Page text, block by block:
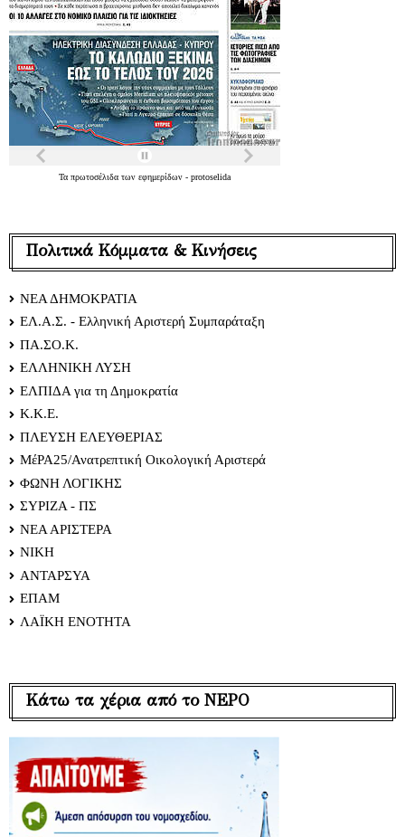
Τα πρωτοσέλιδα των εφημερίδων - protoselida
Πολιτικά Κόμματα & Κινήσεις
ΝΕΑ ΔΗΜΟΚΡΑΤΙΑ
ΕΛ.Α.Σ. - Ελληνική Αριστερή Συμπαράταξη
ΠΑ.ΣΟ.Κ.
ΕΛΛΗΝΙΚΗ ΛΥΣΗ
ΕΛΠΙΔΑ για τη Δημοκρατία
Κ.Κ.Ε.
ΠΛΕΥΣΗ ΕΛΕΥΘΕΡΙΑΣ
ΜέΡΑ25/Ανατρεπτική Οικολογική Αριστερά
ΦΩΝΗ ΛΟΓΙΚΗΣ
ΣΥΡΙΖΑ - ΠΣ
ΝΕΑ ΑΡΙΣΤΕΡΑ
ΝΙΚΗ
ΑΝΤΑΡΣΥΑ
ΕΠΑΜ
ΛΑΪΚΗ ΕΝΟΤΗΤΑ
Κάτω τα χέρια από το ΝΕΡΟ